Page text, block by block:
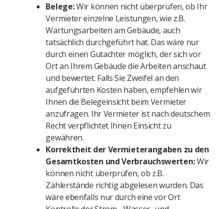
Belege:Wir können nicht überprüfen, ob Ihr
Vermieter einzelne Leistungen, wie z.B.
Wartungsarbeiten am Gebäude, auch
tatsächlich durchgeführt hat. Das wäre nur
durch einen Gutachter möglich, der sich vor
Ort an Ihrem Gebäude die Arbeiten anschaut
und bewertet. Falls Sie Zweifel an den
aufgeführten Kosten haben, empfehlen wir
Ihnen die Belegeinsicht beim Vermieter
anzufragen. Ihr Vermieter ist nach deutschem
Recht verpflichtet Ihnen Einsicht zu
gewähren.
Korrektheit der Vermieterangaben zu den
Gesamtkosten und Verbrauchswerten:Wir
können nicht überprüfen, ob z.B.
Zählerstände richtig abgelesen wurden. Das
wäre ebenfalls nur durch eine vor Ort